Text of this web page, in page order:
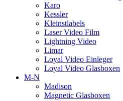
Karo
Kessler
Kleinstlabels
Laser Video Film
Lightning Video
Limar
Loyal Video Einleger
Loyal Video Glasboxen
M-N
Madison
Magnetic Glasboxen